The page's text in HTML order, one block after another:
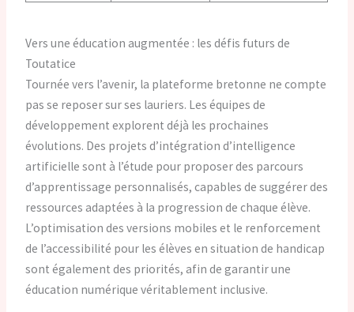
Vers une éducation augmentée : les défis futurs de
Toutatice
Tournée vers l’avenir, la plateforme bretonne ne compte
pas se reposer sur ses lauriers. Les équipes de
développement explorent déjà les prochaines
évolutions. Des projets d’intégration d’intelligence
artificielle sont à l’étude pour proposer des parcours
d’apprentissage personnalisés, capables de suggérer des
ressources adaptées à la progression de chaque élève.
L’optimisation des versions mobiles et le renforcement
de l’accessibilité pour les élèves en situation de handicap
sont également des priorités, afin de garantir une
éducation numérique véritablement inclusive.